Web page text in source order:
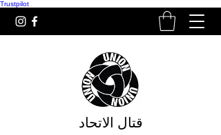
Trustpilot
قتال الاتحاد